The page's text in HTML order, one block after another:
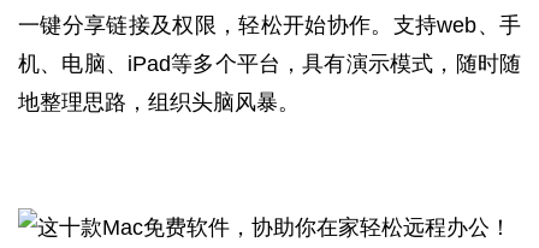
一键分享链接及权限，轻松开始协作。支持web、手
机、电脑、iPad等多个平台，具有演示模式，随时随
地整理思路，组织头脑风暴。